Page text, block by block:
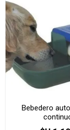
Bebedero